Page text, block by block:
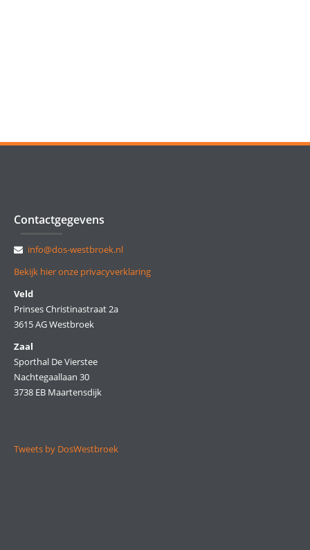
Contactgegevens
info@dos-westbroek.nl
Bekijk hier onze privacyverklaring
Veld
Prinses Christinastraat 2a
3615 AG Westbroek
Zaal
Sporthal De Vierstee
Nachtegaallaan 30
3738 EB Maartensdijk
Tweets by DosWestbroek